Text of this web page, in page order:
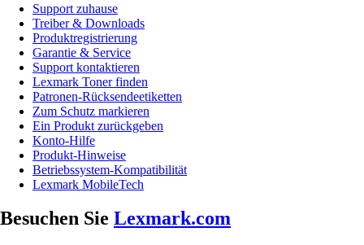
Support zuhause
Treiber & Downloads
Produktregistrierung
Garantie & Service
Support kontaktieren
Lexmark Toner finden
Patronen-Rücksendeetiketten
Zum Schutz markieren
Ein Produkt zurückgeben
Konto-Hilfe
Produkt-Hinweise
Betriebssystem-Kompatibilität
Lexmark MobileTech
Besuchen Sie Lexmark.com